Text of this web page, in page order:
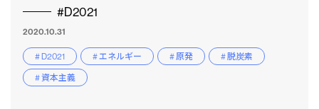
#D2021
2020.10.31
# D2021 # エネルギー # 原発
# 脱炭素
# 資本主義